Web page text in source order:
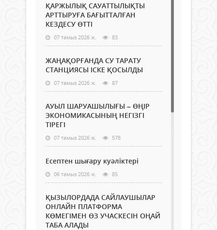
ҚАРЖЫЛЫҚ САУАТТЫЛЫҚТЫ
АРТТЫРУҒА БАҒЫТТАЛҒАН
КЕЗДЕСУ ӨТТІ
07 тамыз 2026 ж. 83
ЖАҢАҚОРҒАНДА СУ ТАРАТУ
СТАНЦИЯСЫ ІСКЕ ҚОСЫЛДЫ
07 тамыз 2026 ж. 87
АУЫЛ ШАРУАШЫЛЫҒЫ – ӨҢІР
ЭКОНОМИКАСЫНЫҢ НЕГІЗГІ
ТІРЕГІ
07 тамыз 2026 ж. 578
Есептен шығару куәліктері
06 тамыз 2026 ж. 85
ҚЫЗЫЛОРДАДА САЙЛАУШЫЛАР
ОНЛАЙН ПЛАТФОРМА
КӨМЕГІМЕН ӨЗ УЧАСКЕСІН ОҢАЙ
ТАБА АЛАДЫ